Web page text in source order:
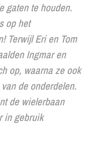
gaten te houden.
op het
Terwijl Eri en Tom
Ingmar en
op, waarna ze ook
de onderdelen.
de wielerbaan
in gebruik